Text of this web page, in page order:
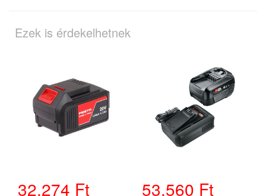
Ezek is érdekelhetnek
32.274 Ft 53.560 Ft